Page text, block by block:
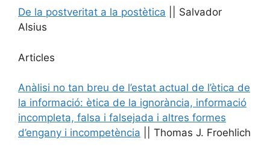
De la postveritat a la postètica || Salvador
Alsius
Articles
Anàlisi no tan breu de l’estat actual de l’ètica de
la informació: ètica de la ignorància, informació
incompleta, falsa i falsejada i altres formes
d’engany i incompetència || Thomas J. Froehlich